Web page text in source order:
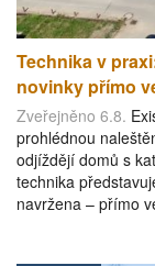
Technika v
novinky přímo
Zveřejněno 6.8.
prohlédnou
odjíždějí domů s
technika
navržena – přímo